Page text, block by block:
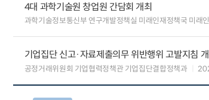
4대 과학기술원 창업원 간담회 개최
과학기술정보통신부 연구개발정책실 미래인재정책국 미래
기업집단 신고·자료제출의무 위반행위 고발지침
공정거래위원회 기업협력정책관 기업집단결합정책과